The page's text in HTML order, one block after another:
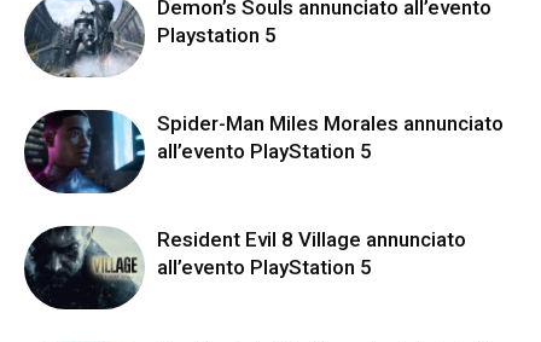
Demon’s Souls annunciato all’evento
Playstation 5
Spider-Man Miles Morales annunciato
all’evento PlayStation 5
Resident Evil 8 Village annunciato
all’evento PlayStation 5